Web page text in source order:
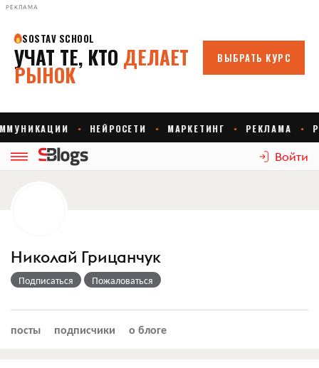
РЕКЛАМА
Войти
Николай Грицанчук
Подписаться Пожаловаться
посты подписчики о блоге